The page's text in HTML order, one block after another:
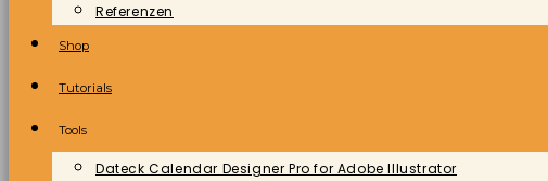
Referenzen
Shop
Tutorials
Tools
Dateck Calendar Designer Pro for Adobe Illustrator